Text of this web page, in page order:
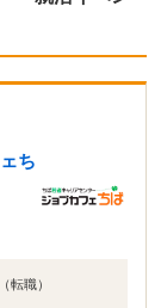
ち
転職）